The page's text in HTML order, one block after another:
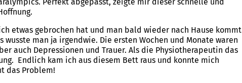
etwas gebrochen hat und man bald wieder nach Hause kommt
man ja irgendwie. Die ersten Wochen und Monate waren
auch Depressionen und Trauer. Als die Physiotherapeutin das
Endlich kam ich aus diesem Bett raus und konnte mich
das Problem!